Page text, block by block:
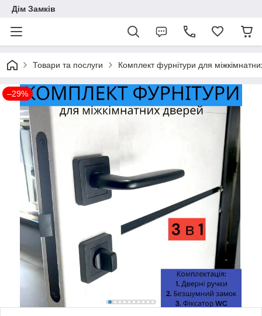
Дім Замків
Товари та послуги Комплект фурнітури для
–29%